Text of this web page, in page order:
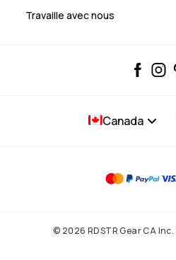
Travaille avec nous
Canada
© 2026 RDSTR Gear CA